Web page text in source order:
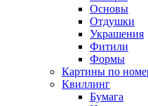
Основы
Отдушки
Украшения
Фитили
Формы
Картины по
Квиллинг
Бумага